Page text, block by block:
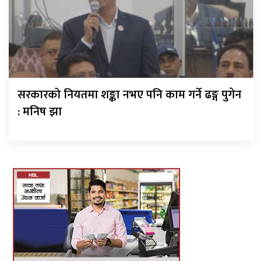
सरकारको नियतमा शङ्का नभए पनि काम गर्ने ढङ्ग पुगेन
: मनिष झा